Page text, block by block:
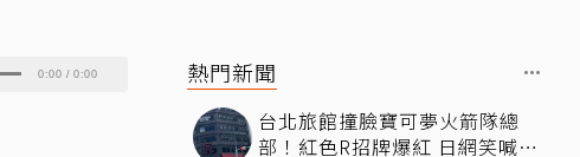
0:00 / 0:00 熱門新聞
台北旅館撞臉寶可夢火箭隊總
部！紅色R招牌爆紅 日網笑喊：